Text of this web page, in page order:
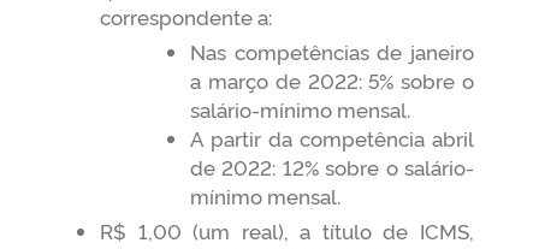
correspondente a:
Nas competências de janeiro
a março de 2022: 5% sobre o
salário-mínimo mensal.
A partir da competência abril
de 2022: 12% sobre o salário-
mínimo mensal.
R$ 1,00 (um real), a título de ICMS,